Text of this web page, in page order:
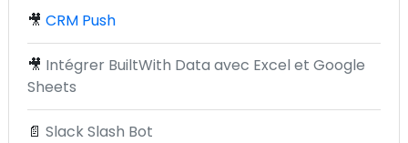
🎥 CRM Push
🎥 Intégrer BuiltWith Data avec Excel et Google
Sheets
📄 Slack Slash Bot